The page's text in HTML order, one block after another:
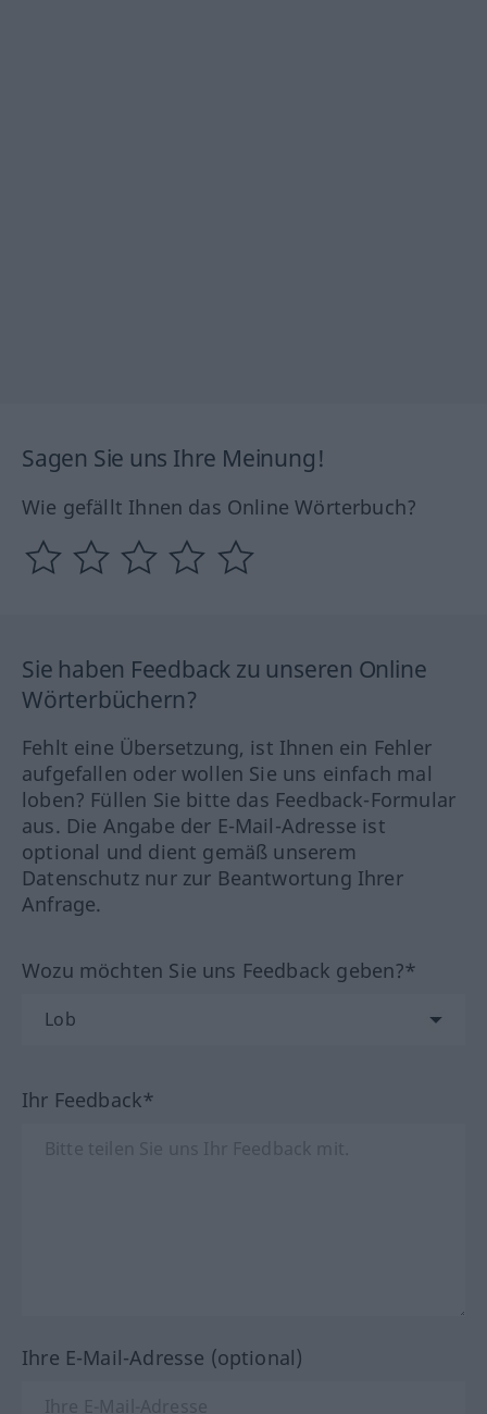
Sagen Sie uns Ihre Meinung!
Wie gefällt Ihnen das Online Wörterbuch?
Sie haben Feedback zu unseren Online
Wörterbüchern?
Fehlt eine Übersetzung, ist Ihnen ein Fehler
aufgefallen oder wollen Sie uns einfach mal
loben? Füllen Sie bitte das Feedback-Formular
aus. Die Angabe der E-Mail-Adresse ist
optional und dient gemäß unserem
Datenschutz nur zur Beantwortung Ihrer
Anfrage.
Wozu möchten Sie uns Feedback geben?*
Ihr Feedback*
Ihre E-Mail-Adresse (optional)